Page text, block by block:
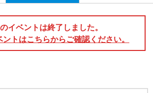
イベントは終了しました。
トはこちらからご確認ください。